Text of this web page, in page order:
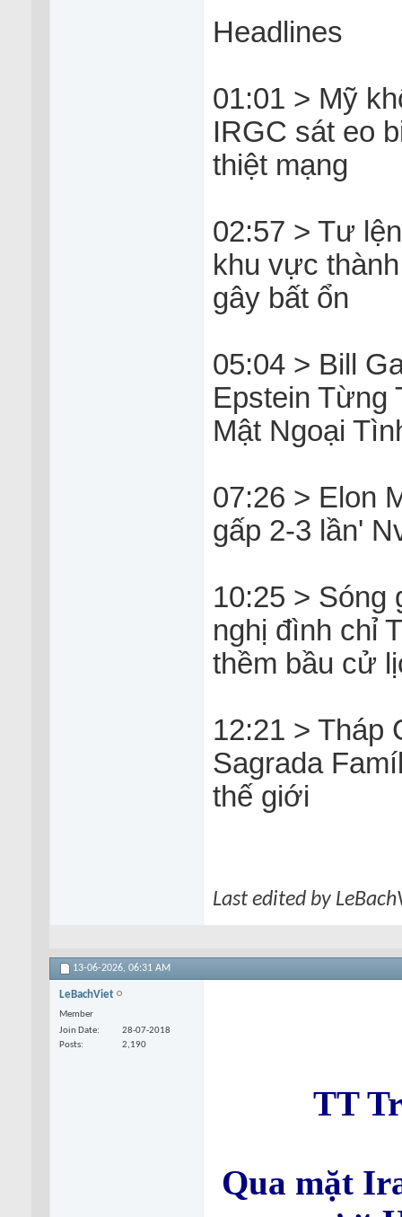
Headlines
01:01 > Mỹ
IRGC sát eo
thiệt mạng
02:57 > Tư
khu vực
gây bất ổn
05:04 > Bill
Epstein Từng
Mật Ngoại
07:26 > Elon
gấp 2-3 lần'
10:25 >
nghị đình chỉ
thềm bầu cử
12:21 > Tháp
Sagrada
thế giới
Last edited by
13-06-2026, 06:31 AM
LeBachViet
Member
Join Date
28-07-2018
Posts
2,190
TT
Qua mặt